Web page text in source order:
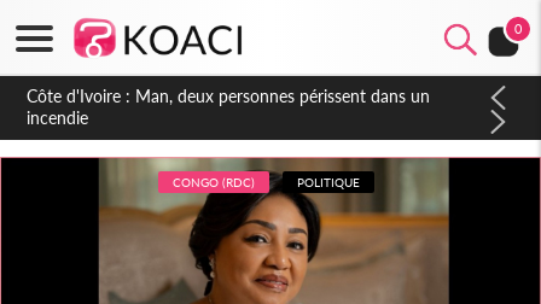
0
Côte d'Ivoire : Séileu, la célébration de la fête nationale
transformée en vaste campagne contre les produits
dépigmentants dangereux
CONGO (RDC) POLITIQUE